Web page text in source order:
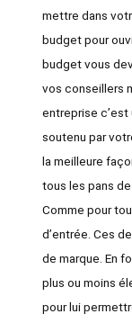
mettre dans
budget pour
budget vous
vos conseillers
entreprise
soutenu par
la meilleure
tous les pans
Comme pour
d’entrée. Ces
de marque. En
plus ou moins
pour lui